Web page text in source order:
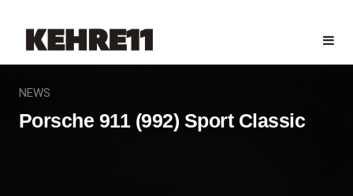
NEWS
Porsche 911 (992) Sport Classic